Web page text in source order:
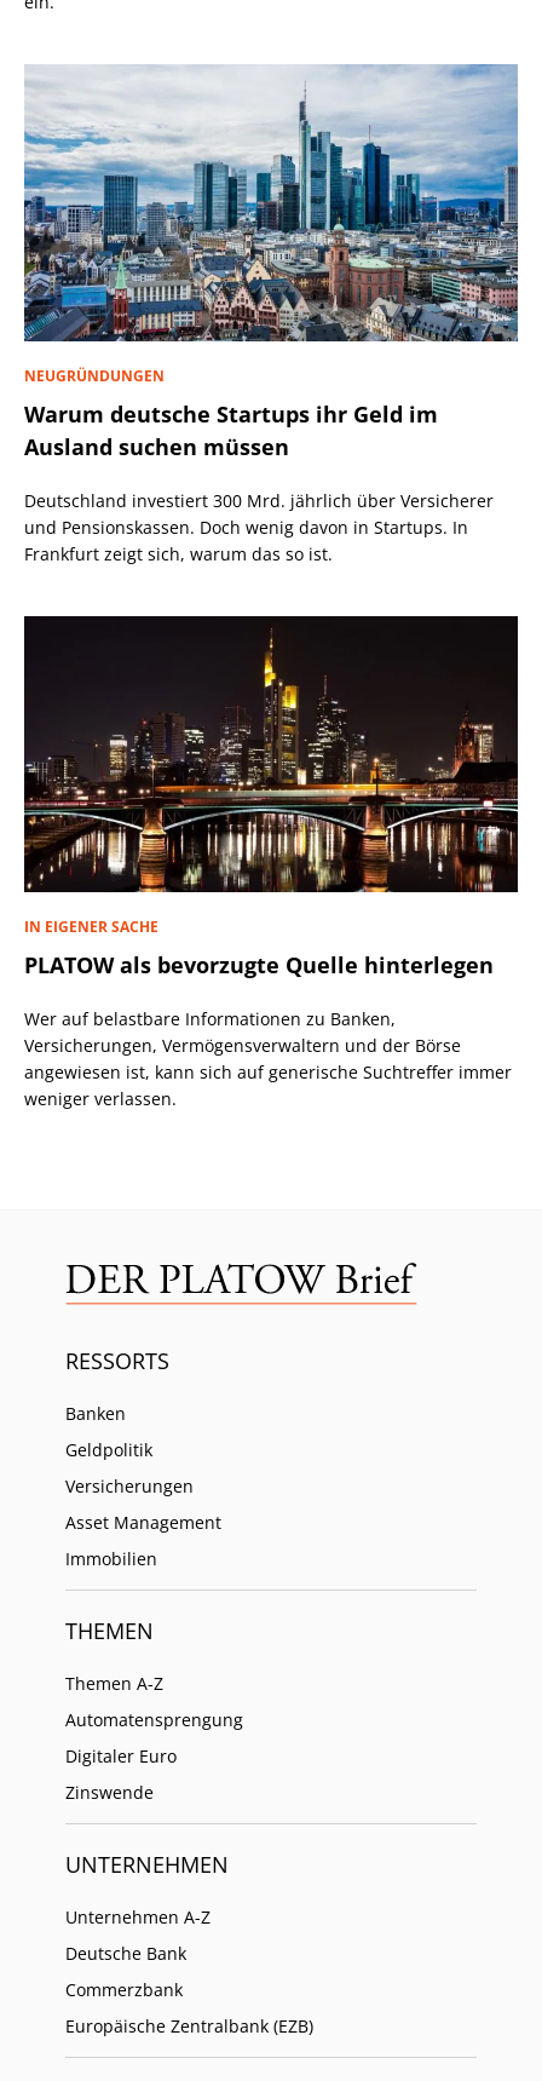
NEUGRÜNDUNGEN
Warum deutsche Startups ihr Geld im
Ausland suchen müssen
Deutschland investiert 300 Mrd. jährlich über Versicherer
und Pensionskassen. Doch wenig davon in Startups. In
Frankfurt zeigt sich, warum das so ist.
IN EIGENER SACHE
PLATOW als bevorzugte Quelle hinterlegen
Wer auf belastbare Informationen zu Banken,
Versicherungen, Vermögensverwaltern und der Börse
angewiesen ist, kann sich auf generische Suchtreffer immer
weniger verlassen.
RESSORTS
Banken
Geldpolitik
Versicherungen
Asset Management
Immobilien
THEMEN
Themen A-Z
Automatensprengung
Digitaler Euro
Zinswende
UNTERNEHMEN
Unternehmen A-Z
Deutsche Bank
Commerzbank
Europäische Zentralbank (EZB)